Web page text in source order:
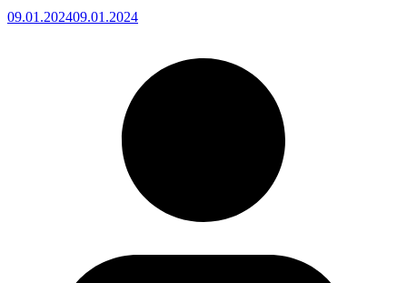
09.01.202409.01.2024